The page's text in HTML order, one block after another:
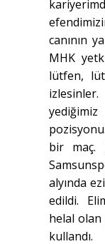
canının
MHK
lütfen,
bir maç.
alyında
edildi.
helal olan
kullandı.